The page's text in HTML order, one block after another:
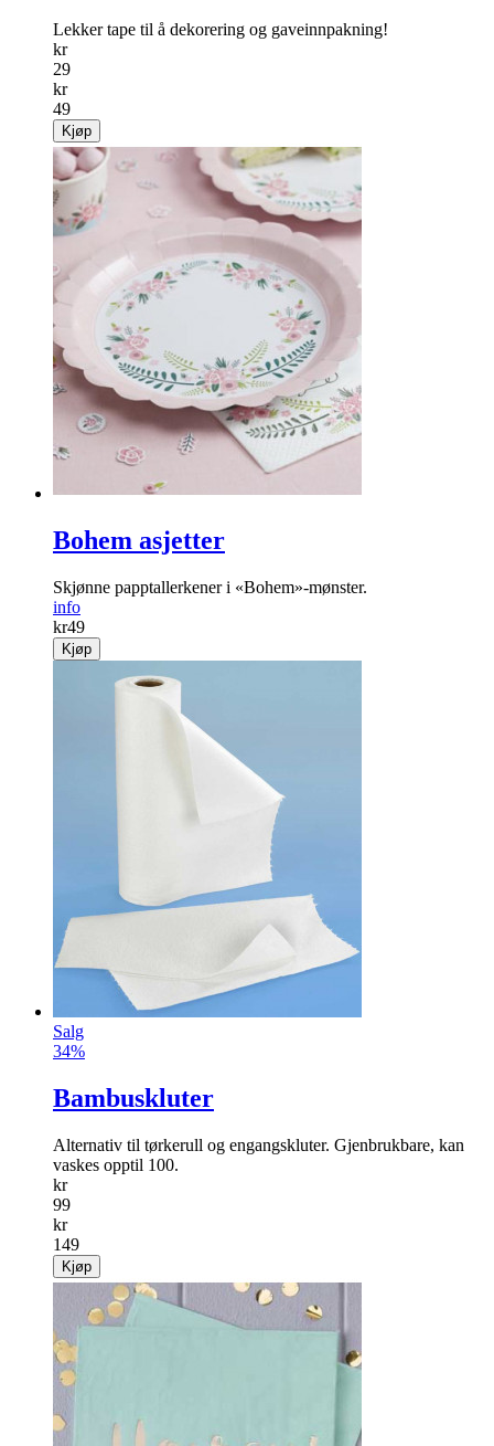
Lekker tape til å dekorering og gaveinnpakning!
kr
29
kr
49
Kjøp
Bohem asjetter
Skjønne papptallerkener i «Bohem»-mønster.
info
kr49
Kjøp
Salg
34%
Bambuskluter
Alternativ til tørkerull og engangskluter. Gjenbrukbare, kan
vaskes opptil 100.
kr
99
kr
149
Kjøp